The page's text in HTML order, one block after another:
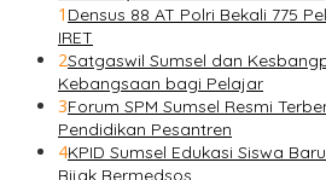
1 Densus 88 AT Polri Bekali 775
IRET
2Satgaswil Sumsel dan
Kebangsaan bagi Pelajar
3Forum SPM Sumsel Resmi
Pendidikan Pesantren
4KPID Sumsel Edukasi Siswa
Bijak Bermedsos